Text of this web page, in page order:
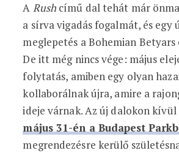
A Rush című dal tehát már
a sírva vigadás fogalmát, és egy
meglepetés a Bohemian
De itt még nincs vége: május
folytatás, amiben egy olyan
kollaborálnak újra, amire a
ideje várnak. Az új dalokon kívül
május 31-én a Budapest
megrendezésre kerülő